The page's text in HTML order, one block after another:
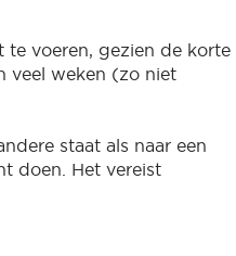
te voeren, gezien de korte
veel weken (zo niet
staat als naar een
doen. Het vereist